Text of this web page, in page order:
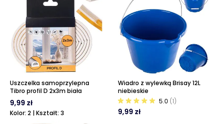
Uszczelka samoprzylepna
Tibro profil D 2x3m biała
9,99 zł
Kolor: 2 | Kształt: 3
Wiadro z wylewką Brisay 12L
niebieskie
5.0 (1)
9,99 zł